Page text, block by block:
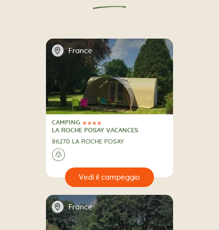
📍 France
4 Stelle
CAMPING
CAMPING
LA ROCHE POSAY VACANCES
86270 LA ROCHE POSAY
🌲
📍 France